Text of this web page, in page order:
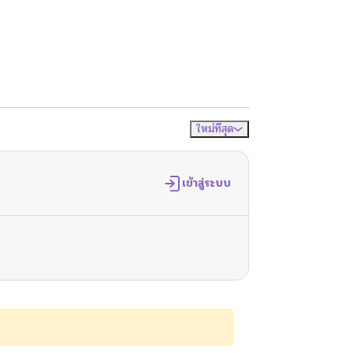
ใหม่ที่สุด
เข้าสู่ระบบ